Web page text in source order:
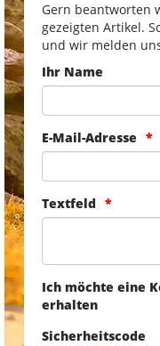
Gern beantworten
gezeigten Artikel.
und wir melden
Ihr Name
E-Mail-Adresse
Textfeld
Ich möchte eine
erhalten
Sicherheitscode